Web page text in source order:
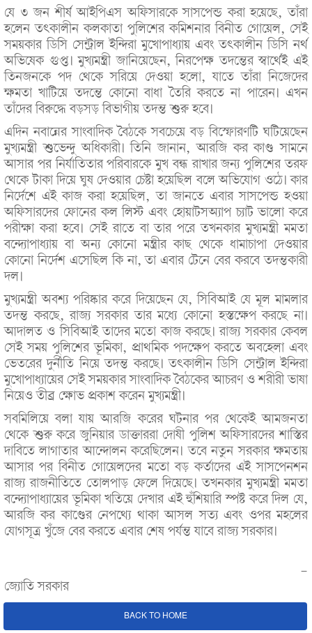
যে ৩ জন শীর্ষ আইপিএস অফিসারকে সাসপেন্ড করা হয়েছে, তাঁরা
হলেন তৎকালীন কলকাতা পুলিশের কমিশনার বিনীত গোয়েল, সেই
সময়কার ডিসি সেন্ট্রাল ইন্দিরা মুখোপাধ্যায় এবং তৎকালীন ডিসি নর্থ
অভিষেক গুপ্ত। মুখ্যমন্ত্রী জানিয়েছেন, নিরপেক্ষ তদন্তের স্বার্থেই এই
তিনজনকে পদ থেকে সরিয়ে দেওয়া হলো, যাতে তাঁরা নিজেদের
ক্ষমতা খাটিয়ে তদন্তে কোনো বাধা তৈরি করতে না পারেন। এখন
তাঁদের বিরুদ্ধে বড়সড় বিভাগীয় তদন্ত শুরু হবে।
এদিন নবান্নের সাংবাদিক বৈঠকে সবচেয়ে বড় বিস্ফোরণটি ঘটিয়েছেন
মুখ্যমন্ত্রী শুভেন্দু অধিকারী। তিনি জানান, আরজি কর কাণ্ড সামনে
আসার পর নির্যাতিতার পরিবারকে মুখ বন্ধ রাখার জন্য পুলিশের তরফ
থেকে টাকা দিয়ে ঘুষ দেওয়ার চেষ্টা হয়েছিল বলে অভিযোগ ওঠে। কার
নির্দেশে এই কাজ করা হয়েছিল, তা জানতে এবার সাসপেন্ড হওয়া
অফিসারদের ফোনের কল লিস্ট এবং হোয়াটসঅ্যাপ চ্যাট ভালো করে
পরীক্ষা করা হবে। সেই রাতে বা তার পরে তখনকার মুখ্যমন্ত্রী মমতা
বন্দ্যোপাধ্যায় বা অন্য কোনো মন্ত্রীর কাছ থেকে ধামাচাপা দেওয়ার
কোনো নির্দেশ এসেছিল কি না, তা এবার টেনে বের করবে তদন্তকারী
দল।
মুখ্যমন্ত্রী অবশ্য পরিষ্কার করে দিয়েছেন যে, সিবিআই যে মূল মামলার
তদন্ত করছে, রাজ্য সরকার তার মধ্যে কোনো হস্তক্ষেপ করছে না।
আদালত ও সিবিআই তাদের মতো কাজ করছে। রাজ্য সরকার কেবল
সেই সময় পুলিশের ভূমিকা, প্রাথমিক পদক্ষেপ করতে অবহেলা এবং
ভেতরের দুর্নীতি নিয়ে তদন্ত করছে। তৎকালীন ডিসি সেন্ট্রাল ইন্দিরা
মুখোপাধ্যায়ের সেই সময়কার সাংবাদিক বৈঠকের আচরণ ও শরীরী ভাষা
নিয়েও তীব্র ক্ষোভ প্রকাশ করেন মুখ্যমন্ত্রী।
সবমিলিয়ে বলা যায় আরজি করের ঘটনার পর থেকেই আমজনতা
থেকে শুরু করে জুনিয়ার ডাক্তাররা দোষী পুলিশ অফিসারদের শাস্তির
দাবিতে লাগাতার আন্দোলন করেছিলেন। তবে নতুন সরকার ক্ষমতায়
আসার পর বিনীত গোয়েলদের মতো বড় কর্তাদের এই সাসপেনশন
রাজ্য রাজনীতিতে তোলপাড় ফেলে দিয়েছে। তখনকার মুখ্যমন্ত্রী মমতা
বন্দ্যোপাধ্যায়ের ভূমিকা খতিয়ে দেখার এই হুঁশিয়ারি স্পষ্ট করে দিল যে,
আরজি কর কাণ্ডের নেপথ্যে থাকা আসল সত্য এবং ওপর মহলের
যোগসূত্র খুঁজে বের করতে এবার শেষ পর্যন্ত যাবে রাজ্য সরকার।
-
জ্যোতি সরকার
BACK TO HOME